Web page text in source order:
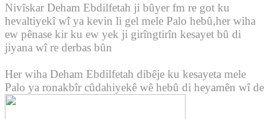
Nivîskar Deham Ebdilfetah ji bûyer fm re got ku
hevaltiyekî wî ya kevin li gel mele Palo hebû,her wiha
ew pênase kir ku ew yek ji girîngtirîn kesayet bû di
jiyana wî re derbas bûn
Her wiha Deham Ebdilfetah dibêje ku kesayeta mele
Palo ya ronakbîr cûdahiyekê wê hebû di heyamên wî de